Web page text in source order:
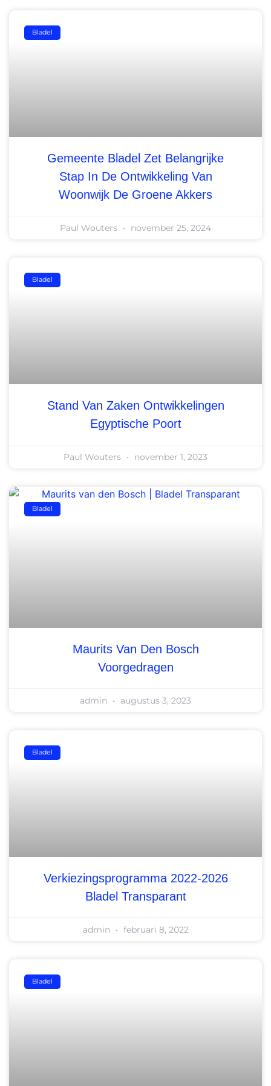
Bladel
Gemeente Bladel Zet Belangrijke
Stap In De Ontwikkeling Van
Woonwijk De Groene Akkers
Paul Wouters november 25, 2024
Bladel
Stand Van Zaken Ontwikkelingen
Egyptische Poort
Paul Wouters november 1, 2023
Bladel
Maurits Van Den Bosch
Voorgedragen
admin augustus 3, 2023
Bladel
Verkiezingsprogramma 2022-2026
Bladel Transparant
admin februari 8, 2022
Bladel